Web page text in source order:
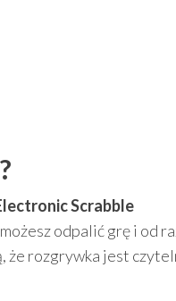
Scrabble
odpalić grę i od
że rozgrywka jest